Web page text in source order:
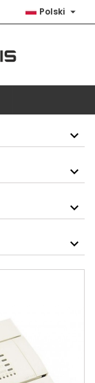
Polski 